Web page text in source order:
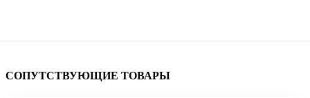
СОПУТСТВУЮЩИЕ ТОВАРЫ